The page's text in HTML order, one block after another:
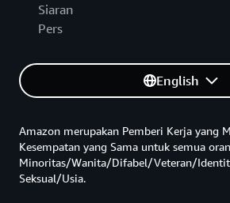
Siaran
Pers
English
Amazon merupakan Pemberi Kerja yang
Kesempatan yang Sama untuk semua
Minoritas/Wanita/Difabel/Veteran/
Seksual/Usia.